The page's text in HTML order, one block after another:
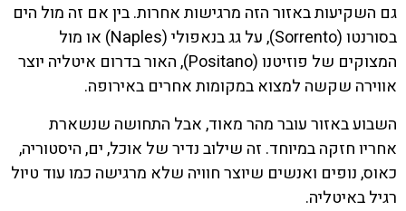
גם השקיעות באזור הזה מרגישות אחרות. בין אם זה מול הים
בסורנטו (Sorrento), על גג בנאפולי (Naples) או מול
המצוקים של פוזיטנו (Positano), האור בדרום איטליה יוצר
אווירה שקשה למצוא במקומות אחרים באירופה.
השבוע באזור עובר מהר מאוד, אבל התחושה שנשארת
אחריו חזקה במיוחד. זה שילוב נדיר של אוכל, ים, היסטוריה,
כאוס, נופים ואנשים שיוצר חוויה שלא מרגישה כמו עוד טיול
רגיל באיטליה.